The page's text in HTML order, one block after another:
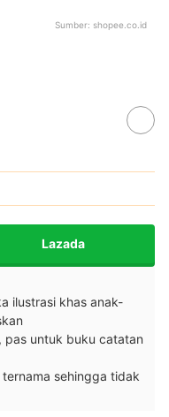
Sumber: shopee.co.id
Lazada
ilustrasi khas anak-
pas untuk buku catatan
sehingga tidak